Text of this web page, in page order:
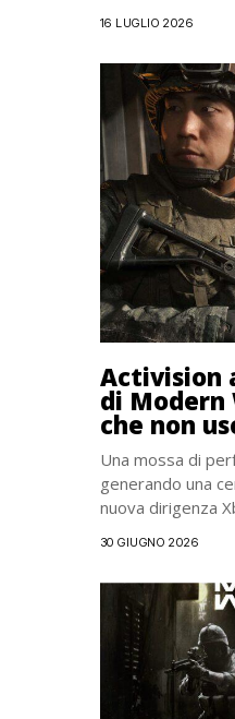
16 LUGLIO 2026
Activision
di Modern
che non
Una mossa di
generando una
nuova dirigenza
30 GIUGNO 2026